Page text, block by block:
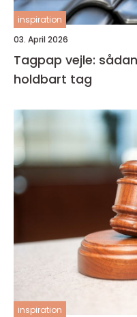
inspiration
03. April 2026
Tagpap vejle:
holdbart tag
inspiration